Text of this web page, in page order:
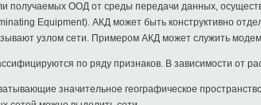
получаемых ООД от среды передачи данных,
Equipment). АКД может быть конструктивно
узлом сети. Примером АКД может служить
по ряду признаков. В зависимости от
значительное географическое